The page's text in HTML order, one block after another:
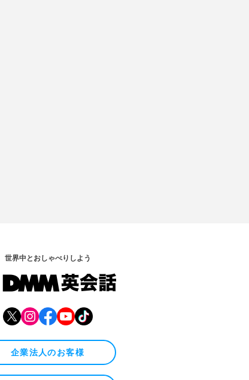
世界中とおしゃべりしよう
企業法人のお客様